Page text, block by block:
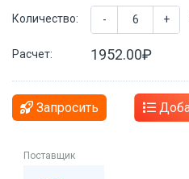
Количество: - +
Расчет: 1952.00₽
Запросить
Поставщик